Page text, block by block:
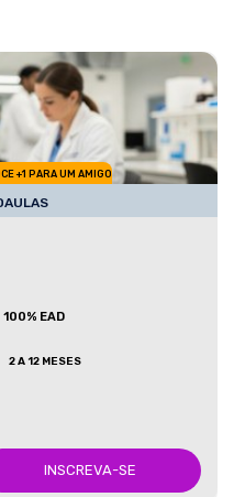
+1 PARA UM AMIGO
100% EAD
2 A 12 MESES
INSCREVA-SE